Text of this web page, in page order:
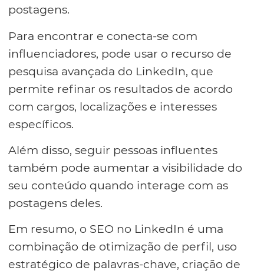
postagens.
Para encontrar e conecta-se com
influenciadores, pode usar o recurso de
pesquisa avançada do LinkedIn, que
permite refinar os resultados de acordo
com cargos, localizações e interesses
específicos.
Além disso, seguir pessoas influentes
também pode aumentar a visibilidade do
seu conteúdo quando interage com as
postagens deles.
Em resumo, o SEO no LinkedIn é uma
combinação de otimização de perfil, uso
estratégico de palavras-chave, criação de